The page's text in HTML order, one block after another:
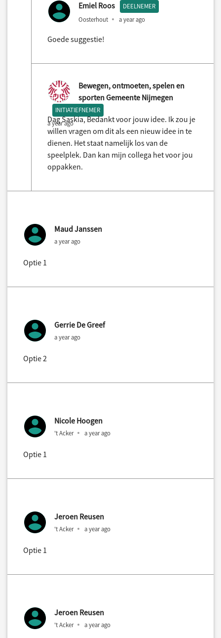
Emiel Roos DEELNEMER
Oosterhout a year ago
Goede suggestie!
Bewegen, ontmoeten, spelen en
sporten Gemeente Nijmegen
INITIATIEFNEMER
a year ago
Dag Saskia, Bedankt voor jouw idee. Ik zou je
willen vragen om dit als een nieuw idee in te
dienen. Het staat namelijk los van de
speelplek. Dan kan mijn collega het voor jou
oppakken.
Maud Janssen
a year ago
Optie 1
Gerrie De Greef
a year ago
Optie 2
Nicole Hoogen
't Acker a year ago
Optie 1
Jeroen Reusen
't Acker a year ago
Optie 1
Jeroen Reusen
't Acker a year ago